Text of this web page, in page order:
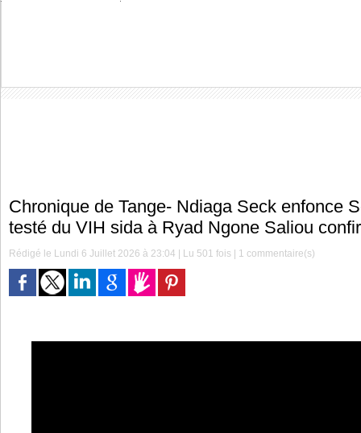
Chronique de Tange- Ndiaga Seck enfonce
testé du VIH sida à Ryad Ngone Saliou
Rédigé le Lundi 6 Juillet 2026 à 23:04 | Lu 501 fois | 1 commentaire(s)